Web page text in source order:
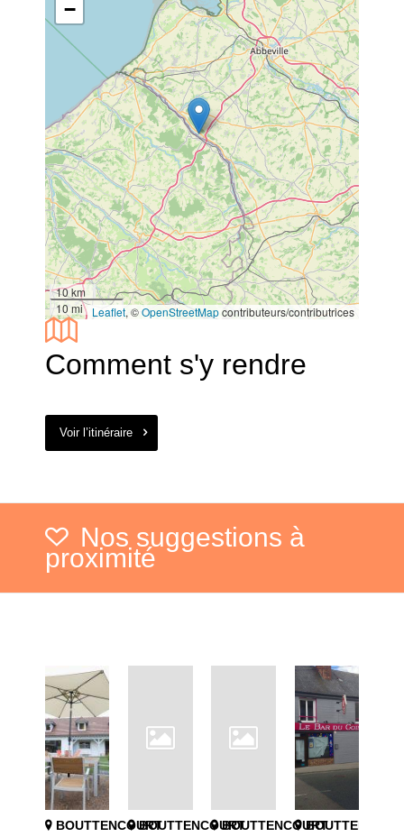
−
10 km
10 mi
Leaflet, ©OpenStreetMapcontributeurs/contributrices
Comment s'y rendre
Voir l’itinéraire
Nos suggestions à
proximité
BOUTTENCOURTBOUTTENCOURTBOUTTENCOURT